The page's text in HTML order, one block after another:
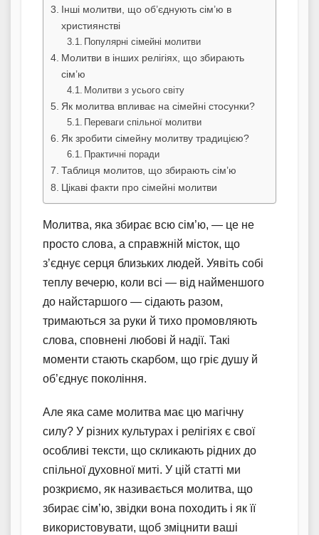
Інші молитви, що об’єднують сім’ю в
християнстві
Популярні сімейні молитви
Молитви в інших релігіях, що збирають
сім’ю
Молитви з усього світу
Як молитва впливає на сімейні стосунки?
Переваги спільної молитви
Як зробити сімейну молитву традицією?
Практичні поради
Таблиця молитов, що збирають сім’ю
Цікаві факти про сімейні молитви
Молитва, яка збирає всю сім’ю, — це не
просто слова, а справжній місток, що
з’єднує серця близьких людей. Уявіть собі
теплу вечерю, коли всі — від найменшого
до найстаршого — сідають разом,
тримаються за руки й тихо промовляють
слова, сповнені любові й надії. Такі
моменти стають скарбом, що гріє душу й
об’єднує покоління.
Але яка саме молитва має цю магічну
силу? У різних культурах і релігіях є свої
особливі тексти, що скликають рідних до
спільної духовної миті. У цій статті ми
розкриємо, як називається молитва, що
збирає сім’ю, звідки вона походить і як її
використовувати, щоб зміцнити ваші